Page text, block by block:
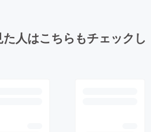
人はこちらもチェックし